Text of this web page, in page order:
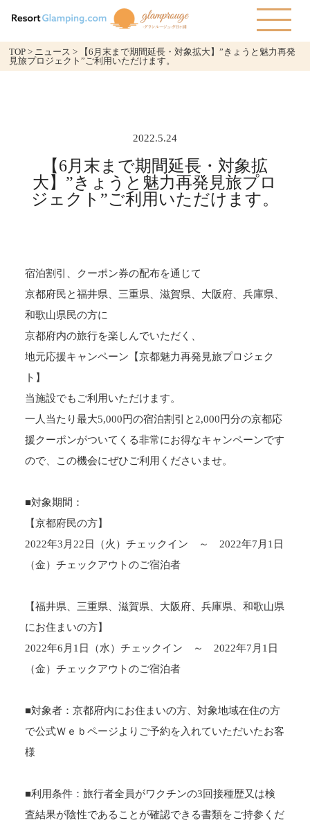
TOP > ニュース >
【6月末まで期間延長・対象拡大】”きょうと魅力再発
見旅プロジェクト”ご利用いただけます。
2022.5.24
【6月末まで期間延長・対象拡
大】”きょうと魅力再発見旅プロ
ジェクト”ご利用いただけます。
宿泊割引、クーポン券の配布を通じて
京都府民と福井県、三重県、滋賀県、大阪府、兵庫県、
和歌山県民の方に
京都府内の旅行を楽しんでいただく、
地元応援キャンペーン【京都魅力再発見旅プロジェク
ト】
当施設でもご利用いただけます。
一人当たり最大5,000円の宿泊割引と2,000円分の京都応
援クーポンがついてくる非常にお得なキャンペーンです
ので、この機会にぜひご利用くださいませ。
■対象期間：
【京都府民の方】
2022年3月22日（火）チェックイン ～ 2022年7月1日
（金）チェックアウトのご宿泊者
【福井県、三重県、滋賀県、大阪府、兵庫県、和歌山県
にお住まいの方】
2022年6月1日（水）チェックイン ～ 2022年7月1日
（金）チェックアウトのご宿泊者
■対象者：京都府内にお住まいの方、対象地域在住の方
で公式Ｗｅｂページよりご予約を入れていただいたお客
様
■利用条件：旅行者全員がワクチンの3回接種歴又は検
査結果が陰性であることが確認できる書類をご持参くだ